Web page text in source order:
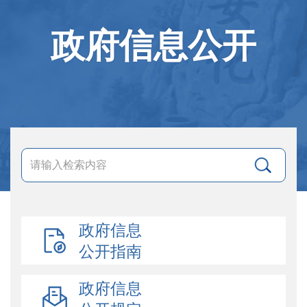
政府信息公开
政府信息
公开指南
政府信息